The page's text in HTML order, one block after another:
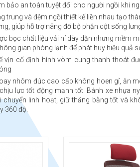
bảo an toàn tuyệt đối cho người ngồi khi
trung và đệm ngồi thiết kế liền nhau tạo
giúp hỗ trợ nâng đỡ bộ phận cột sống
bọc chất liệu vải nỉ dày dặn nhưng mềm
gian phòng lạnh để phát huy hiệu quả
vịn cố định hình vòm cung thanh thoát
nhôm đúc cao cấp không hoen gỉ, ăn
lực tốt động mạnh tốt. Bánh xe nhựa
chuyển linh hoạt, giữ thăng bằng tốt và
360 độ.
Kiểu dáng: ghế văn
Kích thước: Rộng 730 x